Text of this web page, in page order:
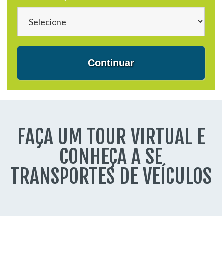
Continuar
FAÇA UM TOUR VIRTUAL E
CONHEÇA A SE
TRANSPORTES DE VEÍCULOS